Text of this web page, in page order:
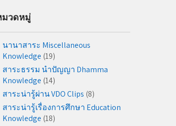
มวดหมู่
นานาสาระ Miscellaneous
Knowledge (19)
สาระธรรม นำปัญญา Dhamma
Knowledge (14)
สาระน่ารู้ผ่าน VDO Clips (8)
สาระน่ารู้เรื่องการศึกษา Education
Knowledge (18)